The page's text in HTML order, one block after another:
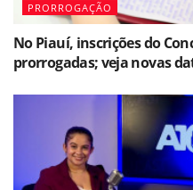
PRORROGAÇÃO
No Piauí, inscrições do
prorrogadas; veja novas